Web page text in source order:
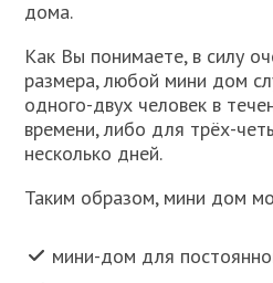
дома.
Как Вы понимаете, в силу
размера, любой мини дом
одного-двух человек в
времени, либо для трёх-
несколько дней.
Таким образом, мини дом
мини-дом для